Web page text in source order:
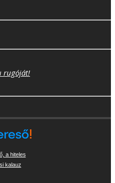
rugóját!
a hiteles
kalauz